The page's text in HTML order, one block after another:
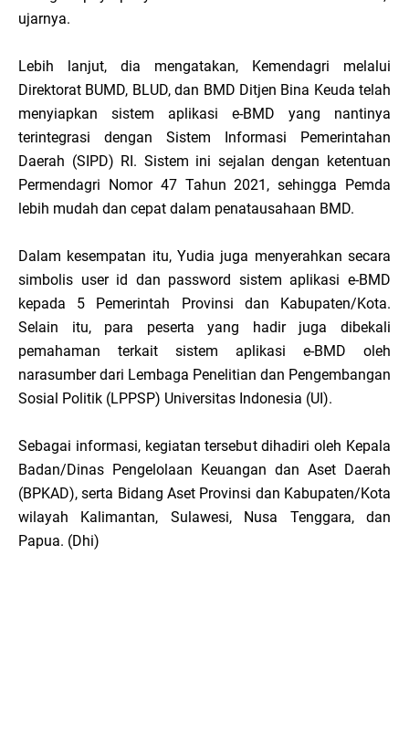
ujarnya.
Lebih lanjut, dia mengatakan, Kemendagri melalui
Direktorat BUMD, BLUD, dan BMD Ditjen Bina Keuda telah
menyiapkan sistem aplikasi e-BMD yang nantinya
terintegrasi dengan Sistem Informasi Pemerintahan
Daerah (SIPD) RI. Sistem ini sejalan dengan ketentuan
Permendagri Nomor 47 Tahun 2021, sehingga Pemda
lebih mudah dan cepat dalam penatausahaan BMD.
Dalam kesempatan itu, Yudia juga menyerahkan secara
simbolis user id dan password sistem aplikasi e-BMD
kepada 5 Pemerintah Provinsi dan Kabupaten/Kota.
Selain itu, para peserta yang hadir juga dibekali
pemahaman terkait sistem aplikasi e-BMD oleh
narasumber dari Lembaga Penelitian dan Pengembangan
Sosial Politik (LPPSP) Universitas Indonesia (UI).
Sebagai informasi, kegiatan tersebut dihadiri oleh Kepala
Badan/Dinas Pengelolaan Keuangan dan Aset Daerah
(BPKAD), serta Bidang Aset Provinsi dan Kabupaten/Kota
wilayah Kalimantan, Sulawesi, Nusa Tenggara, dan
Papua. (Dhi)